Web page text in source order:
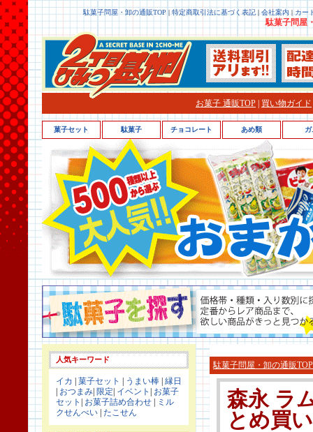
駄菓子問屋・卸の通販TOP | 特定商取引法に基づく表記 | 会社案内 | カー
駄菓子問屋
お菓子 通販TOP 買い物ガイド
人気キーワード
イカ 菓子セット うまい棒 縁日
おつまみ 限定 イベント
お菓子
セット
お菓子詰め合わせ
ミル
クせんべい たこせん
駄菓子問屋・卸の通販TOP
森永 ラ
とめ買